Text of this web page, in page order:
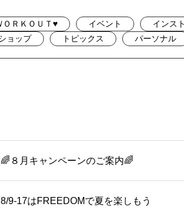
ＯＲＫＯＵＴ♥ イベント インス
ョップ
トピックス パーソナル
🌈８月キャンペーンのご案内🌈
8/9-17はFREEDOMで夏を楽しもう